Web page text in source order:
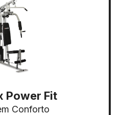
Power Fit
Conforto